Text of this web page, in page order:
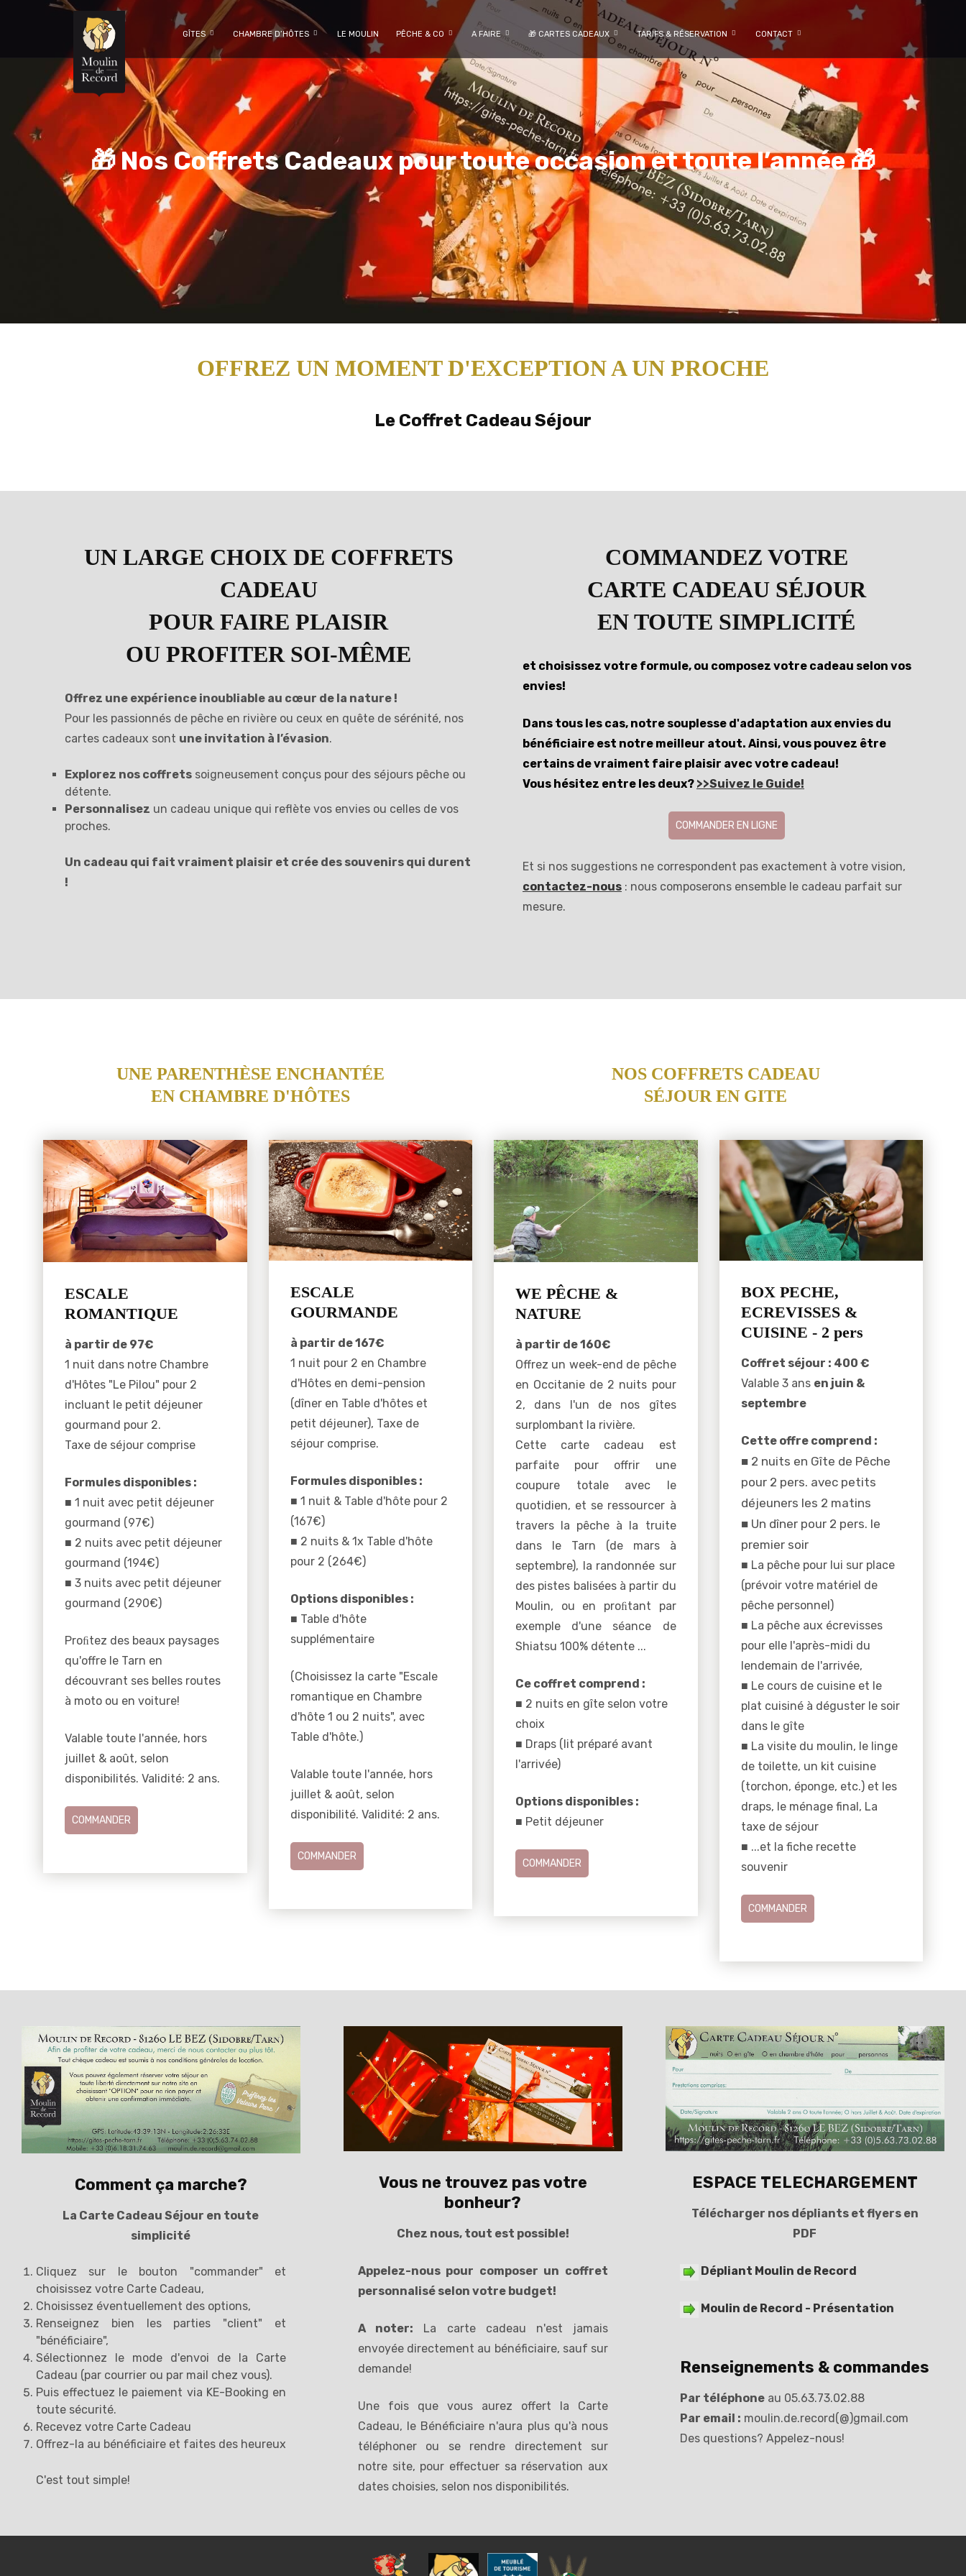
GÎTES CHAMBRE D’HÔTES LE MOULIN PÊCHE & CO A FAIRE 🎁 CARTES CADEAUX TARIFS & RÉSERVATION CONTACT
🎁 Nos Coffrets Cadeaux pour toute occasion et toute l’année 🎁
OFFREZ UN MOMENT D'EXCEPTION A UN PROCHE
Le Coffret Cadeau Séjour
UN LARGE CHOIX DE COFFRETS
CADEAU
POUR FAIRE PLAISIR
OU PROFITER SOI-MÊME
Offrez une expérience inoubliable au cœur de la nature !
Pour les passionnés de pêche en rivière ou ceux en quête de sérénité, nos
cartes cadeaux sont une invitation à l’évasion.
Explorez nos coffrets soigneusement conçus pour des séjours pêche ou
détente.
Personnalisez un cadeau unique qui reflète vos envies ou celles de vos
proches.
Un cadeau qui fait vraiment plaisir et crée des souvenirs qui durent
!
COMMANDEZ VOTRE
CARTE CADEAU SÉJOUR
EN TOUTE SIMPLICITÉ
et choisissez votre formule, ou composez votre cadeau selon vos
envies!
Dans tous les cas, notre souplesse d'adaptation aux envies du
bénéficiaire est notre meilleur atout. Ainsi, vous pouvez être
certains de vraiment faire plaisir avec votre cadeau!
Vous hésitez entre les deux? >>Suivez le Guide!
COMMANDER EN LIGNE
Et si nos suggestions ne correspondent pas exactement à votre vision,
contactez-nous : nous composerons ensemble le cadeau parfait sur
mesure.
UNE PARENTHÈSE ENCHANTÉE
EN CHAMBRE D'HÔTES
NOS COFFRETS CADEAU
SÉJOUR EN GITE
ESCALE
ROMANTIQUE
à partir de 97€
1 nuit dans notre Chambre
d'Hôtes "Le Pilou" pour 2
incluant le petit déjeuner
gourmand pour 2.
Taxe de séjour comprise
Formules disponibles :
■ 1 nuit avec petit déjeuner
gourmand (97€)
■ 2 nuits avec petit déjeuner
gourmand (194€)
■ 3 nuits avec petit déjeuner
gourmand (290€)
Proﬁtez des beaux paysages
qu'offre le Tarn en
découvrant ses belles routes
à moto ou en voiture!
Valable toute l'année, hors
juillet & août, selon
disponibilités. Validité: 2 ans.
COMMANDER
ESCALE
GOURMANDE
à partir de 167€
1 nuit pour 2 en Chambre
d'Hôtes en demi-pension
(dîner en Table d'hôtes et
petit déjeuner), Taxe de
séjour comprise.
Formules disponibles :
■ 1 nuit & Table d'hôte pour 2
(167€)
■ 2 nuits & 1x Table d'hôte
pour 2 (264€)
Options disponibles :
■ Table d'hôte
supplémentaire
(Choisissez la carte "Escale
romantique en Chambre
d'hôte 1 ou 2 nuits", avec
Table d'hôte.)
Valable toute l'année, hors
juillet & août, selon
disponibilité. Validité: 2 ans.
COMMANDER
WE PÊCHE &
NATURE
à partir de 160€
Offrez un week-end de pêche
en Occitanie de 2 nuits pour
2, dans l'un de nos gîtes
surplombant la rivière.
Cette carte cadeau est
parfaite pour offrir une
coupure totale avec le
quotidien, et se ressourcer à
travers la pêche à la truite
dans le Tarn (de mars à
septembre), la randonnée sur
des pistes balisées à partir du
Moulin, ou en proﬁtant par
exemple d'une séance de
Shiatsu 100% détente ...
Ce coffret comprend :
■ 2 nuits en gîte selon votre
choix
■ Draps (lit préparé avant
l'arrivée)
Options disponibles :
■ Petit déjeuner
COMMANDER
BOX PECHE,
ECREVISSES &
CUISINE - 2 pers
Coffret séjour : 400 €
Valable 3 ans en juin &
septembre
Cette offre comprend :
■ 2 nuits en Gîte de Pêche
pour 2 pers. avec petits
déjeuners les 2 matins
■ Un dîner pour 2 pers. le
premier soir
■ La pêche pour lui sur place
(prévoir votre matériel de
pêche personnel)
■ La pêche aux écrevisses
pour elle l'après-midi du
lendemain de l'arrivée,
■ Le cours de cuisine et le
plat cuisiné à déguster le soir
dans le gîte
■ La visite du moulin, le linge
de toilette, un kit cuisine
(torchon, éponge, etc.) et les
draps, le ménage final, La
taxe de séjour
■ ...et la fiche recette
souvenir
COMMANDER
Comment ça marche?
La Carte Cadeau Séjour en toute
simplicité
Cliquez sur le bouton "commander" et
choisissez votre Carte Cadeau,
Choisissez éventuellement des options,
Renseignez bien les parties "client" et
"bénéficiaire",
Sélectionnez le mode d'envoi de la Carte
Cadeau (par courrier ou par mail chez vous).
Puis effectuez le paiement via KE-Booking en
toute sécurité.
Recevez votre Carte Cadeau
Offrez-la au bénéficiaire et faites des heureux
C'est tout simple!
Vous ne trouvez pas votre
bonheur?
Chez nous, tout est possible!
Appelez-nous pour composer un coffret
personnalisé selon votre budget!
A noter: La carte cadeau n'est jamais
envoyée directement au bénéficiaire, sauf sur
demande!
Une fois que vous aurez offert la Carte
Cadeau, le Bénéficiaire n'aura plus qu'à nous
téléphoner ou se rendre directement sur
notre site, pour effectuer sa réservation aux
dates choisies, selon nos disponibilités.
ESPACE TELECHARGEMENT
Télécharger nos dépliants et flyers en
PDF
Dépliant Moulin de Record
Moulin de Record - Présentation
Renseignements & commandes
Par téléphone au 05.63.73.02.88
Par email : moulin.de.record(@)gmail.com
Des questions? Appelez-nous!